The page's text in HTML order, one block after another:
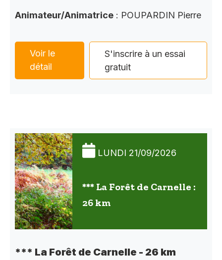
Animateur/Animatrice : POUPARDIN Pierre
Voir le
détail
S'inscrire à un essai
gratuit
LUNDI 21/09/2026
*** La Forêt de Carnelle :
26 km
*** La Forêt de Carnelle - 26 km